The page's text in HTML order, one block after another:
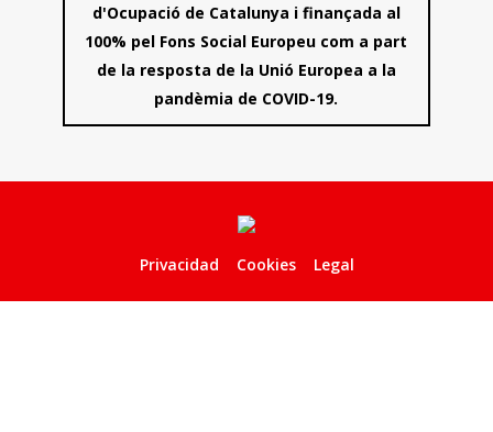
d'Ocupació de Catalunya i finançada al
100% pel Fons Social Europeu com a part
de la resposta de la Unió Europea a la
pandèmia de COVID-19.
Privacidad Cookies Legal